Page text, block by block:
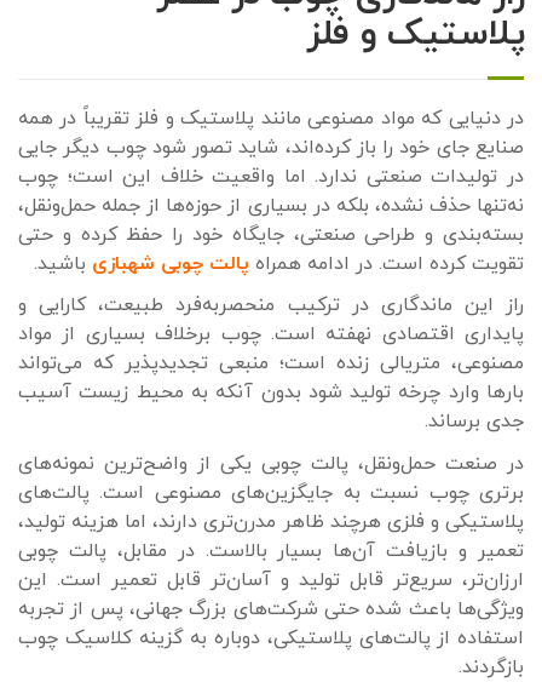
پلاستیک و فلز
در دنیایی که مواد مصنوعی مانند پلاستیک و فلز تقریباً در همه
صنایع جای خود را باز کرده‌اند، شاید تصور شود چوب دیگر جایی
در تولیدات صنعتی ندارد. اما واقعیت خلاف این است؛ چوب
نه‌تنها حذف نشده، بلکه در بسیاری از حوزه‌ها از جمله حمل‌ونقل،
بسته‌بندی و طراحی صنعتی، جایگاه خود را حفظ کرده و حتی
تقویت کرده است. در ادامه همراه پالت چوبی شهبازی باشید.
راز این ماندگاری در ترکیب منحصربه‌فرد طبیعت، کارایی و
پایداری اقتصادی نهفته است. چوب برخلاف بسیاری از مواد
مصنوعی، متریالی زنده است؛ منبعی تجدیدپذیر که می‌تواند
بارها وارد چرخه تولید شود بدون آنکه به محیط زیست آسیب
جدی برساند.
در صنعت حمل‌ونقل، پالت چوبی یکی از واضح‌ترین نمونه‌های
برتری چوب نسبت به جایگزین‌های مصنوعی است. پالت‌های
پلاستیکی و فلزی هرچند ظاهر مدرن‌تری دارند، اما هزینه تولید،
تعمیر و بازیافت آن‌ها بسیار بالاست. در مقابل، پالت چوبی
ارزان‌تر، سریع‌تر قابل تولید و آسان‌تر قابل تعمیر است. این
ویژگی‌ها باعث شده حتی شرکت‌های بزرگ جهانی، پس از تجربه
استفاده از پالت‌های پلاستیکی، دوباره به گزینه کلاسیک چوب
بازگردند.